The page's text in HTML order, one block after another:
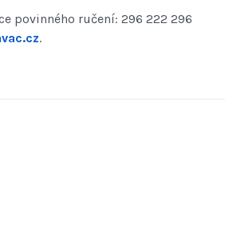
povinného ručení: 296 222 296
.